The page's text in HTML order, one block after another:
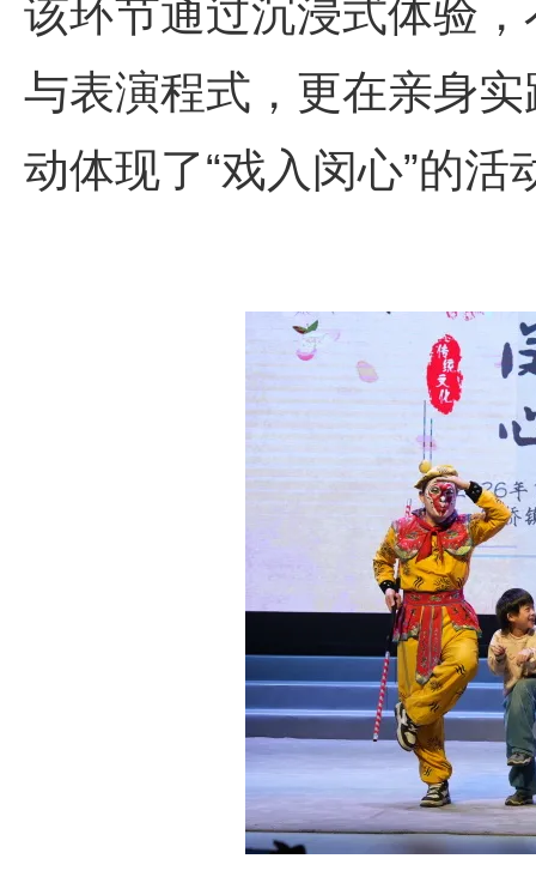
该环节通过沉浸式体验
与表演程式，更在亲身
动体现了“戏入闵心”的活